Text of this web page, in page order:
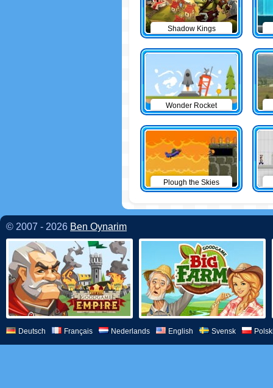
Shadow Kings
Wonder Rocket
Plough the Skies
© 2007 - 2026 Ben Oynarim
Deutsch Français Nederlands English Svensk